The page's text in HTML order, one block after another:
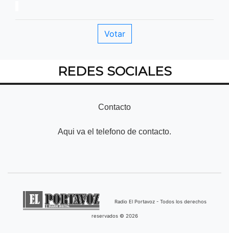
REDES SOCIALES
Contacto
Aqui va el telefono de contacto.
Radio El Portavoz - Todos los derechos
reservados © 2026